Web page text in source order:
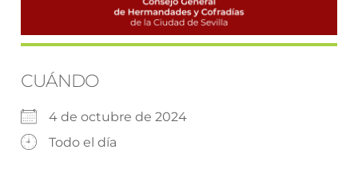
CUÁNDO
4 de octubre de 2024
Todo el día